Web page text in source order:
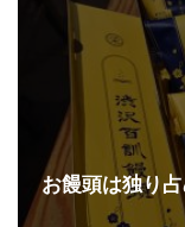
お饅頭は独り